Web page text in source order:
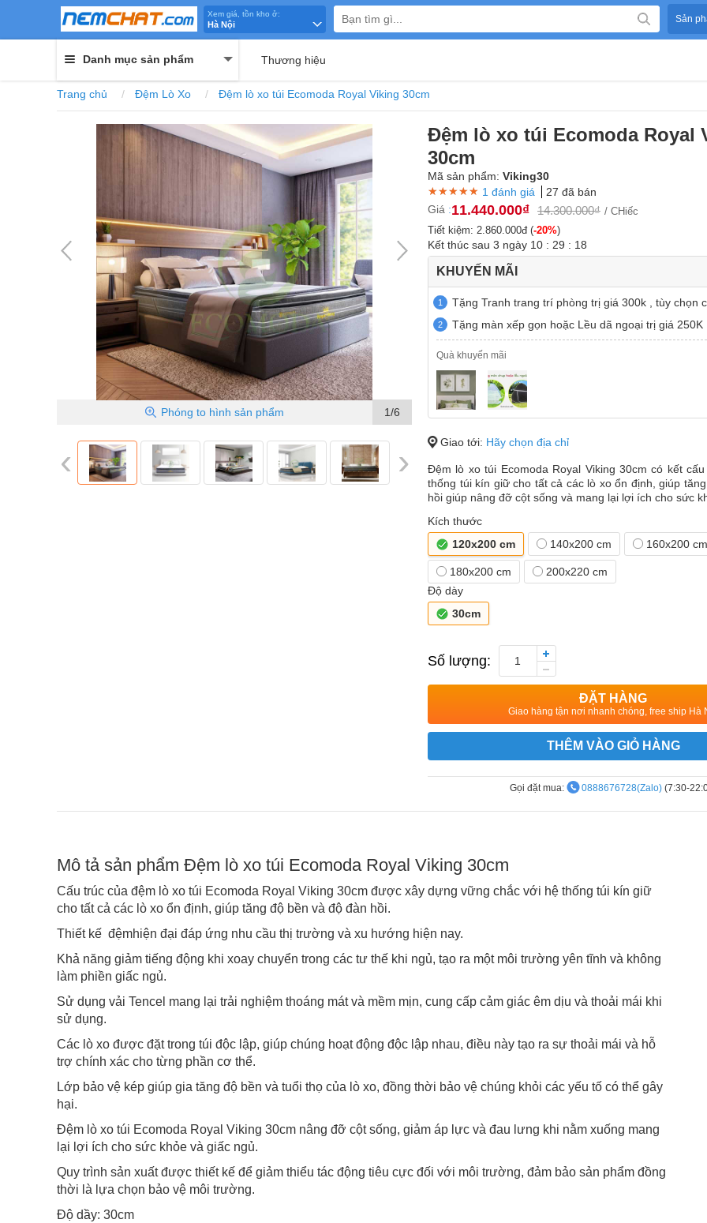
Xem giá, tồn kho ở:
Hà Nội Sản
Danh mục sản phẩm Thương hiệu
Trang chủ Đệm Lò Xo Đệm lò xo túi Ecomoda Royal Viking 30cm
1/6
Phóng to hình sản phẩm
‹ ›
Đệm lò xo túi Ecomoda Royal
30cm
Mã sản phẩm: Viking30
★★★★★
★★★★★
★★★★★ 1 đánh giá
27 đã bán
Giá :11.440.000₫ 14.300.000₫ / CHiếc
Tiết kiệm: 2.860.000đ (-20%)
Kết thúc sau 3 ngày 10 : 29 : 17
KHUYẾN MÃI
1 Tặng Tranh trang trí phòng trị giá 300k , tùy chọn
2 Tặng màn xếp gọn hoặc Lều dã ngoại trị giá 250K
Quà khuyến mãi
Giao tới: Hãy chọn địa chỉ
Đệm lò xo túi Ecomoda Royal Viking 30cm có kết
thống túi kín giữ cho tất cả các lò xo ổn định, giúp
hồi giúp nâng đỡ cột sống và mang lại lợi ích cho sức
Kích thước
120x200 cm
140x200 cm 160x200 cm
180x200 cm
200x220 cm
Độ dày
30cm
Số lượng: 1
ĐẶT HÀNG
Giao hàng tận nơi nhanh chóng, free ship Hà
THÊM VÀO GIỎ HÀNG
Gọi đặt mua: 0888676728(Zalo)(7:30-
Mô tả sản phẩm Đệm lò xo túi Ecomoda Royal Viking 30cm
Cấu trúc của đệm lò xo túi Ecomoda Royal Viking 30cm được xây dựng vững chắc với hệ thống túi kín giữ
cho tất cả các lò xo ổn định, giúp tăng độ bền và độ đàn hồi.
Thiết kế đệmhiện đại đáp ứng nhu cầu thị trường và xu hướng hiện nay.
Khả năng giảm tiếng động khi xoay chuyển trong các tư thế khi ngủ, tạo ra một môi trường yên tĩnh và không
làm phiền giấc ngủ.
Sử dụng vải Tencel mang lại trải nghiệm thoáng mát và mềm mịn, cung cấp cảm giác êm dịu và thoải mái khi
sử dụng.
Các lò xo được đặt trong túi độc lập, giúp chúng hoạt động độc lập nhau, điều này tạo ra sự thoải mái và hỗ
trợ chính xác cho từng phần cơ thể.
Lớp bảo vệ kép giúp gia tăng độ bền và tuổi thọ của lò xo, đồng thời bảo vệ chúng khỏi các yếu tố có thể gây
hại.
Đệm lò xo túi Ecomoda Royal Viking 30cm nâng đỡ cột sống, giảm áp lực và đau lưng khi nằm xuống mang
lại lợi ích cho sức khỏe và giấc ngủ.
Quy trình sản xuất được thiết kế để giảm thiểu tác động tiêu cực đối với môi trường, đảm bảo sản phẩm đồng
thời là lựa chọn bảo vệ môi trường.
Độ dầy: 30cm